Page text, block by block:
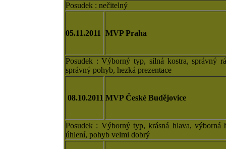
Posudek : nečitelný
05.11.2011 MVP Praha
Posudek : Výborný typ, silná kostra, správný
správný pohyb, hezká prezentace
08.10.2011 MVP České Budějovice
Posudek : Výborný typ, krásná hlava, výborná
úhlení, pohyb velmi dobrý